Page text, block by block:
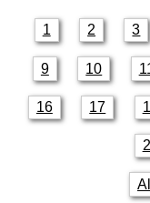
1 2 3
9 10
16 17